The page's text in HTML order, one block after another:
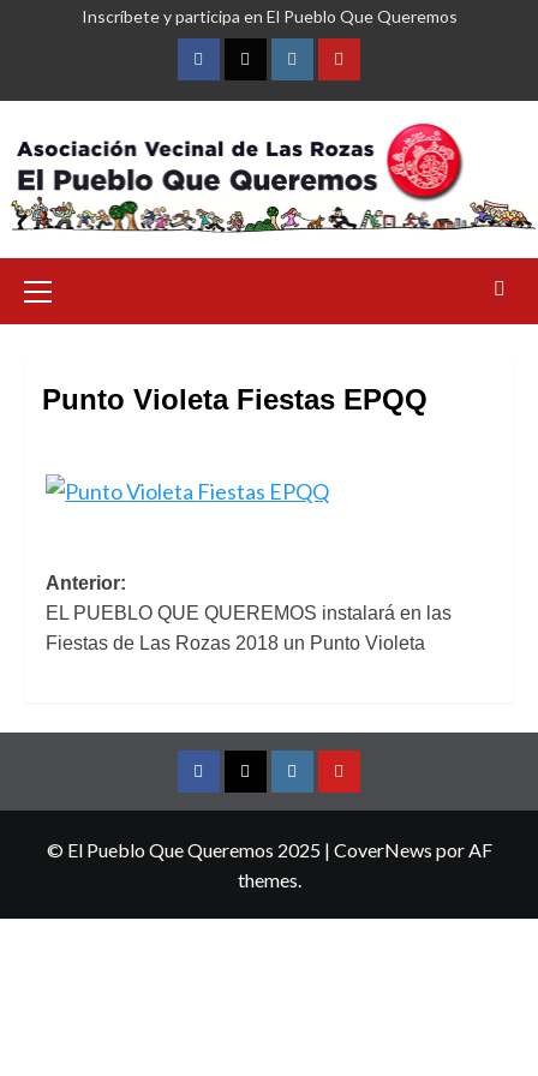
Inscríbete y participa en El Pueblo Que Queremos
FacebookTwitterInstagramYouTube
primario
Punto Violeta Fiestas EPQQ
Navegación
de
Anterior:
EL PUEBLO QUE QUEREMOS instalará en las
Fiestas de Las Rozas 2018 un Punto Violeta
FacebookTwitterInstagramYouTube
© El Pueblo Que Queremos 2025 | CoverNews por AF
themes.